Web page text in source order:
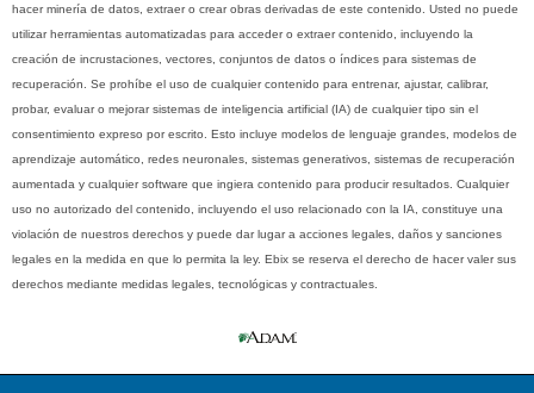
hacer minería de datos, extraer o crear obras derivadas de este contenido. Usted no puede
utilizar herramientas automatizadas para acceder o extraer contenido, incluyendo la
creación de incrustaciones, vectores, conjuntos de datos o índices para sistemas de
recuperación. Se prohíbe el uso de cualquier contenido para entrenar, ajustar, calibrar,
probar, evaluar o mejorar sistemas de inteligencia artificial (IA) de cualquier tipo sin el
consentimiento expreso por escrito. Esto incluye modelos de lenguaje grandes, modelos de
aprendizaje automático, redes neuronales, sistemas generativos, sistemas de recuperación
aumentada y cualquier software que ingiera contenido para producir resultados. Cualquier
uso no autorizado del contenido, incluyendo el uso relacionado con la IA, constituye una
violación de nuestros derechos y puede dar lugar a acciones legales, daños y sanciones
legales en la medida en que lo permita la ley. Ebix se reserva el derecho de hacer valer sus
derechos mediante medidas legales, tecnológicas y contractuales.